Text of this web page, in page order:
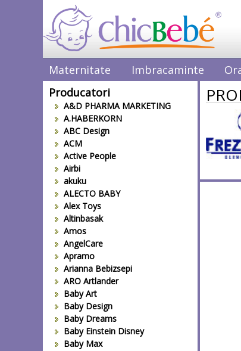
Maternitate Imbracaminte
Producatori
A&D PHARMA MARKETING
A.HABERKORN
ABC Design
ACM
Active People
Airbi
akuku
ALECTO BABY
Alex Toys
Altinbasak
Amos
AngelCare
Apramo
Arianna Bebizsepi
ARO Artlander
Baby Art
Baby Design
Baby Dreams
Baby Einstein Disney
Baby Max